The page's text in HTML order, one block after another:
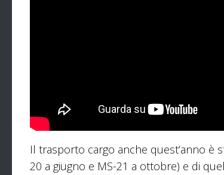
Il trasporto cargo anche quest’anno è
20 a giugno e MS-21 a ottobre) e di